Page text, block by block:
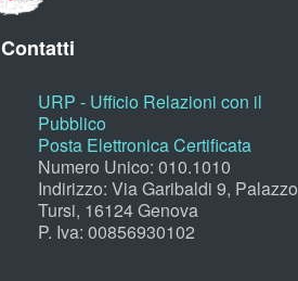
Contatti
URP - Ufficio Relazioni con il
Pubblico
Posta Elettronica Certificata
Numero Unico: 010.1010
Indirizzo: Via Garibaldi 9, Palazzo
Tursi, 16124 Genova
P. Iva: 00856930102